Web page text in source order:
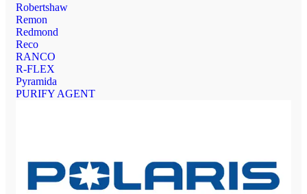
Robertshaw
Remon
Redmond
Reco
RANCO
R-FLEX
Pyramida
PURIFY AGENT